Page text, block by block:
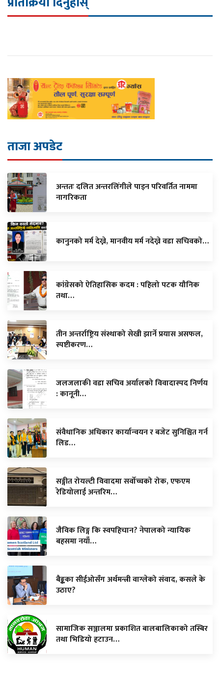
ताजा अपडेट
अन्ततः दलित अन्तरलिंगीले पाइन परिवर्तित नाममा
नागरिकता
कानुनको मर्म देख्ने, मानवीय मर्म नदेख्ने वडा सचिवको…
कांग्रेसको ऐतिहासिक कदम : पहिलो पटक यौनिक
तथा…
तीन अन्तर्राष्ट्रिय संस्थाको सेखी झार्ने प्रयास असफल,
स्पष्टीकरण…
जलजलाकी वडा सचिव अर्यालको विवादास्पद निर्णय
: कानूनी…
संवैधानिक अधिकार कार्यान्वयन र बजेट सुनिश्चित गर्न
लिड…
सङ्गीत रोयल्टी विवादमा सर्वोच्चको रोक, एफएम
रेडियोलाई अन्तरिम…
जैविक लिङ्ग कि स्वपहिचान? नेपालको न्यायिक
बहसमा नयाँ…
बैङ्कका सीईओसँग अर्थमन्त्री वाग्लेको संवाद, कसले के
उठाए?
सामाजिक सञ्जालमा प्रकाशित बालबालिकाको तस्बिर
तथा भिडियो हटाउन…